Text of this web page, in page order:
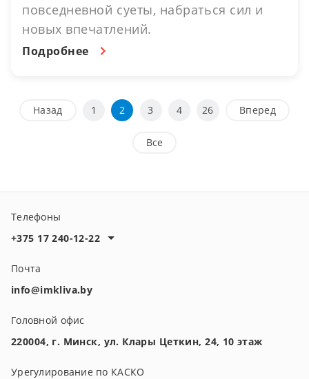
повседневной суеты, набраться сил и
новых впечатлений.
Подробнее
Назад 1 2 3 4 26 Вперед
Все
Телефоны
+375 17 240-12-22
Почта
info@imkliva.by
Головной офис
220004, г. Минск, ул. Клары Цеткин, 24, 10 этаж
Урегулирование по КАСКО